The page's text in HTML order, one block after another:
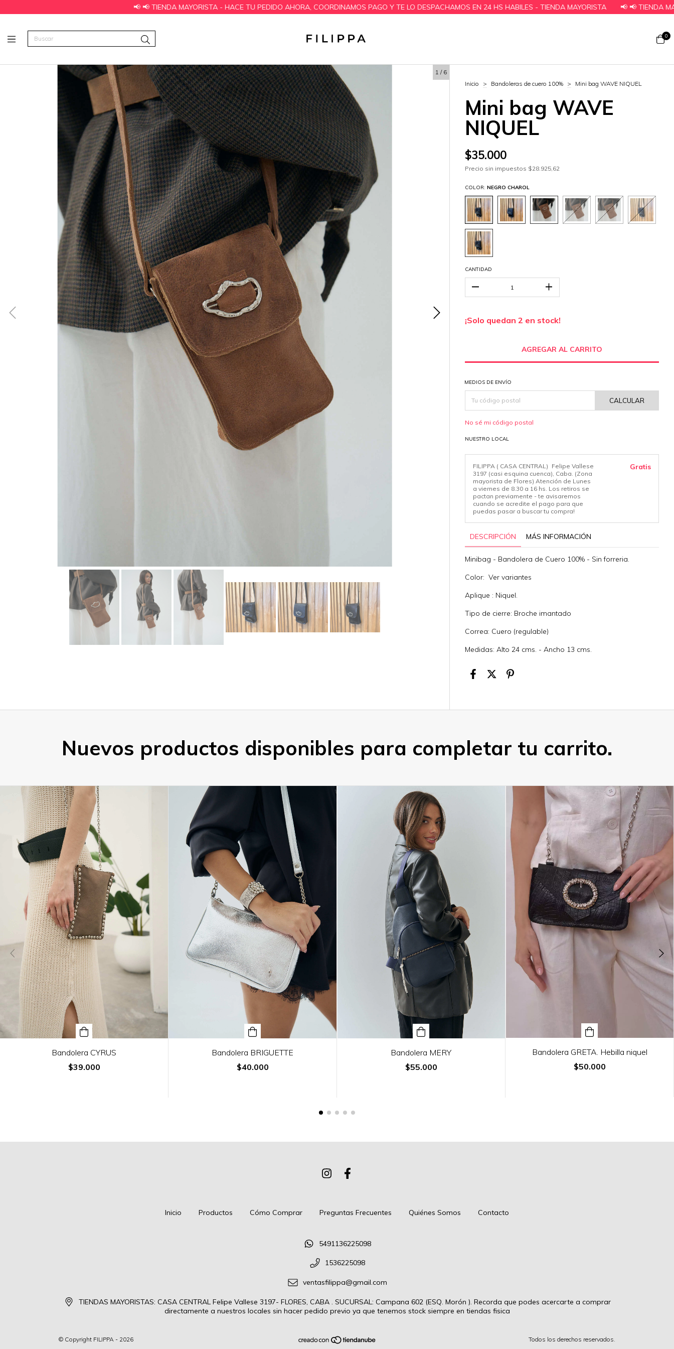
📢 📢 TIENDA MAYORISTA - HACE TU PEDIDO AHORA, COORDINAMOS PAGO Y TE LO DESPACHAMOS EN 24 HS HABILES - TIENDA MAYORISTA 📢 📢 TIENDA MAYORISTA -
0
1 / 6
Inicio
> Bandoleras de cuero 100% > Mini bag WAVE NIQUEL
Mini bag WAVE
NIQUEL
$35.000
Precio sin impuestos $28.925,62
COLOR: NEGRO CHAROL
CANTIDAD
¡Solo quedan 2 en stock!
MEDIOS DE ENVÍO
CALCULAR
No sé mi código postal
NUESTRO LOCAL
FILIPPA ( CASA CENTRAL) Felipe Vallese
3197 (casi esquina cuenca), Caba. (Zona
mayorista de Flores) Atención de Lunes
a viernes de 8.30 a 16 hs. Los retiros se
pactan previamente - te avisaremos
cuando se acredite el pago para que
puedas pasar a buscar tu compra!
Gratis
DESCRIPCIÓN MÁS INFORMACIÓN
Minibag - Bandolera de Cuero 100% - Sin forreria.
Color: Ver variantes
Aplique : Niquel.
Tipo de cierre: Broche imantado
Correa: Cuero (regulable)
Medidas: Alto 24 cms. - Ancho 13 cms.
Nuevos productos disponibles para completar tu carrito.
Bandolera CYRUS
$39.000
Bandolera BRIGUETTE
$40.000
Bandolera MERY
$55.000
Bandolera GRETA. Hebilla niquel
$50.000
Inicio Productos Cómo Comprar Preguntas Frecuentes Quiénes Somos Contacto
5491136225098
1536225098
ventasfilippa@gmail.com
TIENDAS MAYORISTAS: CASA CENTRAL Felipe Vallese 3197- FLORES, CABA . SUCURSAL: Campana 602 (ESQ. Morón ). Recorda que podes acercarte a comprar
directamente a nuestros locales sin hacer pedido previo ya que tenemos stock siempre en tiendas fisica
© Copyright FILIPPA - 2026 Todos los derechos reservados.